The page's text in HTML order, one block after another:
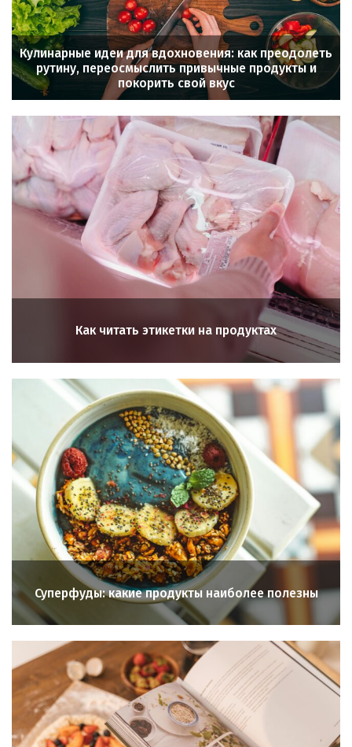
Кулинарные идеи для вдохновения: как преодолеть
рутину, переосмыслить привычные продукты и
покорить свой вкус
Как читать этикетки на продуктах
Суперфуды: какие продукты наиболее полезны